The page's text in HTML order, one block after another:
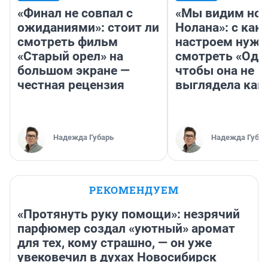
«Финал не совпал с
ожиданиями»: стоит ли
смотреть фильм
«Старый орел» на
большом экране —
честная рецензия
Надежда Губарь
«Мы видим
Нолана»: с
настроем
смотреть
чтобы она не
выглядела как
Надежда
РЕКОМЕНДУЕМ
«Протянуть руку помощи»: незрячий
парфюмер создал «уютный» аромат
для тех, кому страшно, — он уже
увековечил в духах Новосибирск